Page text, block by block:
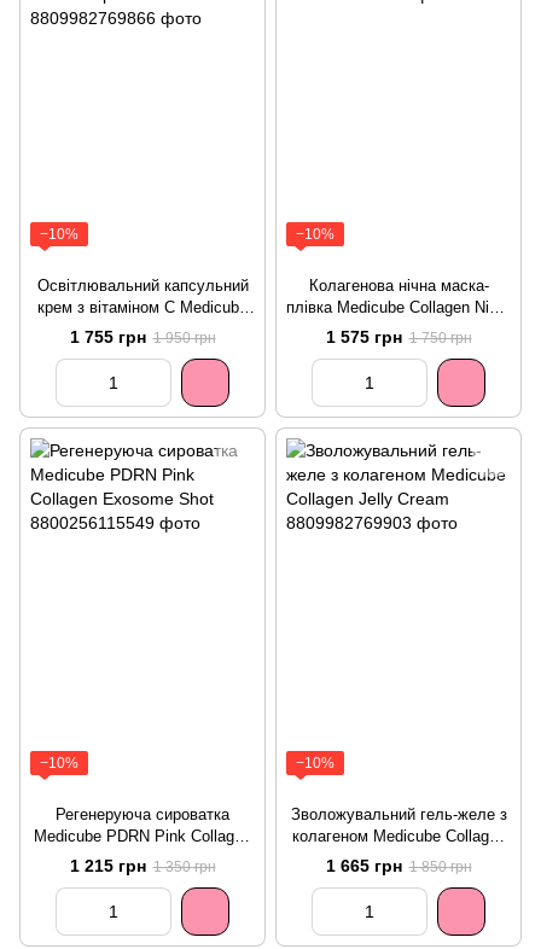
−10%
Освітлювальний капсульний
крем з вітаміном С Medicube
Deep Vita C Capsule Cream
1 755 грн 1 950 грн
−10%
Колагенова нічна маска-
плівка Medicube Collagen Night
Wrapping Mask
1 575 грн 1 750 грн
−10%
Регенеруюча сироватка
Medicube PDRN Pink Collagen
Exosome Shot
1 215 грн 1 350 грн
−10%
Зволожувальний гель-желе з
колагеном Medicube Collagen
Jelly Cream
1 665 грн 1 850 грн